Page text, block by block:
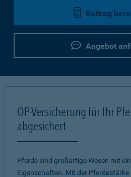
Beitrag
Angebot
OP-Versicherung für Ihr
abgesichert
Pferde sind großartige Wesen mit
Eigenschaften. Mit der